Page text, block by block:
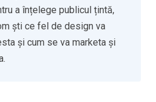
a înțelege publicul țintă,
ști ce fel de design va
și cum se va marketa și